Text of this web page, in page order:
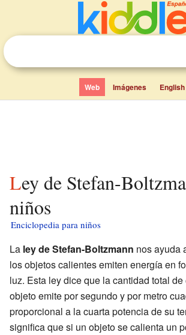
Web Imágenes English
Ley de Stefan-Boltzmann para
niños
Enciclopedia para niños
La ley de Stefan-Boltzmann nos ayuda
los objetos calientes emiten energía en
luz. Esta ley dice que la cantidad total
objeto emite por segundo y por metro
proporcional a la cuarta potencia de su
significa que si un objeto se calienta un